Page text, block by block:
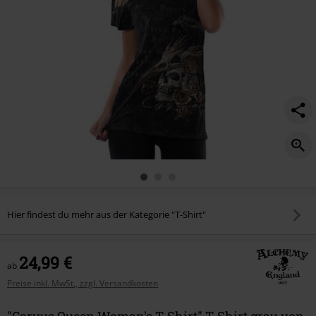
Hier findest du mehr aus der Kategorie "T-Shirt"
ab 24,99 €
Preise inkl. MwSt., zzgl. Versandkosten